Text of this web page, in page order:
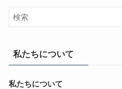
私たちについて
私たちについて